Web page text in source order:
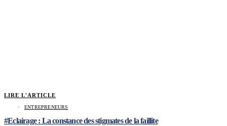
LIRE L'ARTICLE
ENTREPRENEURS
#Eclairage : La constance des stigmates de la faillite